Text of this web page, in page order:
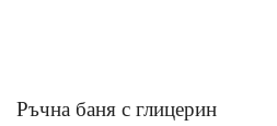
Ръчна баня с глицерин